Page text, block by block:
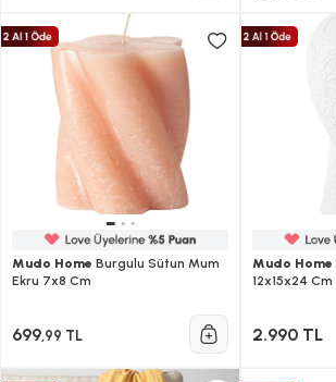
Mudo Home Burgulu Sütun Mum
Ekru 7x8 Cm
699,99 TL
Mudo Home
12x15x24 Cm
2.990 TL